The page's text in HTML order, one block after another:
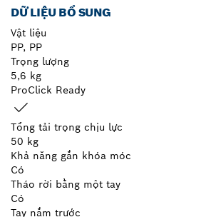
DỮ LIỆU BỔ SUNG
Vật liệu
PP, PP
Trọng lượng
5,6 kg
ProClick Ready
Tổng tải trọng chịu lực
50 kg
Khả năng gắn khóa móc
Có
Tháo rời bằng một tay
Có
Tay nắm trước